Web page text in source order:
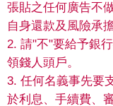
張貼之任何廣告不
自身還款及風險承
2. 請"不"要給予銀
領錢人頭戶。
3. 任何名義事先要
於利息、手續費、